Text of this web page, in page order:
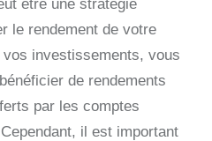
être une stratégie
le rendement de votre
investissements, vous
de rendements
par les comptes
il est important